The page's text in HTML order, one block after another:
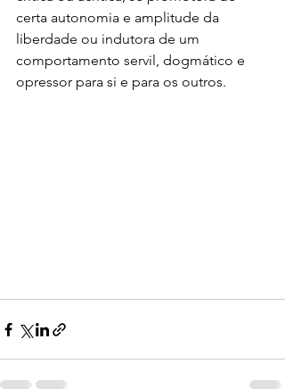
certa autonomia e amplitude da
liberdade ou indutora de um
comportamento servil, dogmático e
opressor para si e para os outros.